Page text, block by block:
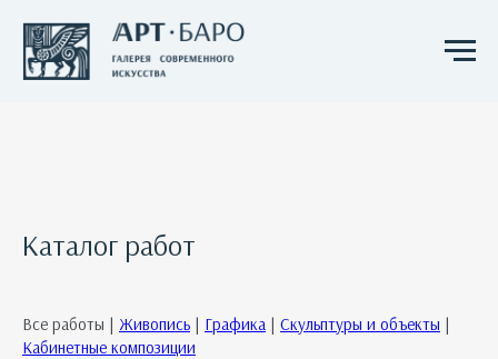
Каталог работ
Все работы | Живопись | Графика | Скульптуры и объекты |
Кабинетные композиции